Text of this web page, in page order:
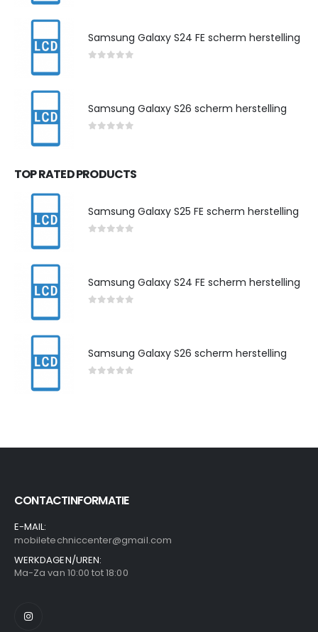
Samsung Galaxy S24 FE scherm herstelling
Samsung Galaxy S26 scherm herstelling
TOP RATED PRODUCTS
Samsung Galaxy S25 FE scherm herstelling
Samsung Galaxy S24 FE scherm herstelling
Samsung Galaxy S26 scherm herstelling
CONTACTINFORMATIE
E-MAIL:
mobiletechniccenter@gmail.com
WERKDAGEN/UREN:
Ma-Za van 10:00 tot 18:00